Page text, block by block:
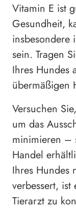
Vitamin E ist
Gesundheit,
insbesondere
sein. Tragen
Ihres Hundes
übermäßigen
Versuchen
um das
minimieren –
Handel
Ihres Hundes
verbessert,
Tierarzt zu